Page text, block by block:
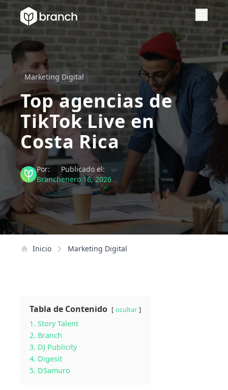
Marketing Digital
Top agencias de
TikTok Live en
Costa Rica
Por:
Branch
Publicado el:
enero 16, 2026
Inicio Marketing Digital
Tabla de Contenido ocultar
1. Story Talent
2. Branch
3. DJ Publicity
4. Digesit
5. DSamuro